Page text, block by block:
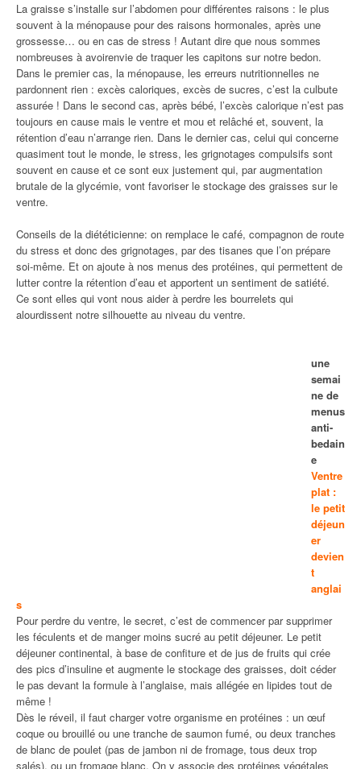
La graisse s’installe sur l’abdomen pour différentes raisons : le plus
souvent à la ménopause pour des raisons hormonales, après une
grossesse… ou en cas de stress ! Autant dire que nous sommes
nombreuses à avoirenvie de traquer les capitons sur notre bedon.
Dans le premier cas, la ménopause, les erreurs nutritionnelles ne
pardonnent rien : excès caloriques, excès de sucres, c’est la culbute
assurée ! Dans le second cas, après bébé, l’excès calorique n’est pas
toujours en cause mais le ventre et mou et relâché et, souvent, la
rétention d’eau n’arrange rien. Dans le dernier cas, celui qui concerne
quasiment tout le monde, le stress, les grignotages compulsifs sont
souvent en cause et ce sont eux justement qui, par augmentation
brutale de la glycémie, vont favoriser le stockage des graisses sur le
ventre.
Conseils de la diététicienne: on remplace le café, compagnon de route
du stress et donc des grignotages, par des tisanes que l’on prépare
soi-même. Et on ajoute à nos menus des protéines, qui permettent de
lutter contre la rétention d’eau et apportent un sentiment de satiété.
Ce sont elles qui vont nous aider à perdre les bourrelets qui
alourdissent notre silhouette au niveau du ventre.
une
semai
ne de
menus
anti-
bedain
e
Ventre
plat :
le petit
déjeun
er
devien
t
anglai
s
Pour perdre du ventre, le secret, c’est de commencer par supprimer
les féculents et de manger moins sucré au petit déjeuner. Le petit
déjeuner continental, à base de confiture et de jus de fruits qui crée
des pics d’insuline et augmente le stockage des graisses, doit céder
le pas devant la formule à l’anglaise, mais allégée en lipides tout de
même !
Dès le réveil, il faut charger votre organisme en protéines : un œuf
coque ou brouillé ou une tranche de saumon fumé, ou deux tranches
de blanc de poulet (pas de jambon ni de fromage, tous deux trop
salés), ou un fromage blanc. On y associe des protéines végétales